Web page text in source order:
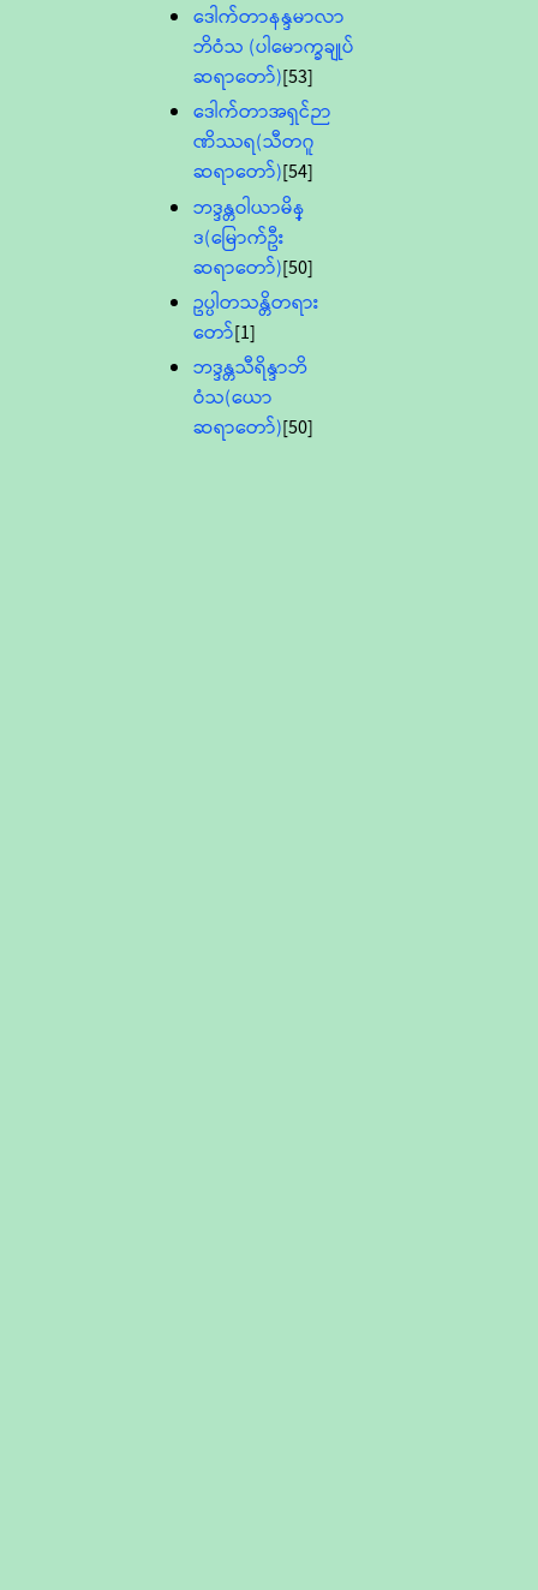
ဒေါက်တာနန္ဒမာလာ
ဘိဝံသ (ပါမောက္ခချုပ်
ဆရာတော်)[53]
ဒေါက်တာအရှင်ဉာ
ဏိဿရ(သီတဂူ
ဆရာတော်)[54]
ဘဒ္ဒန္တဝါယာမိန္
ဒ(မြောက်ဦး
ဆရာတော်)[50]
ဥပ္ပါတသန္တိတရား
တော်[1]
ဘဒ္ဒန္တသီရိန္ဒာဘိ
ဝံသ(ယော
ဆရာတော်)[50]